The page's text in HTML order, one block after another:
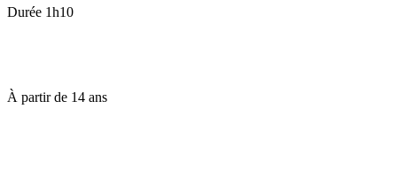
Durée 1h10
À partir de 14 ans